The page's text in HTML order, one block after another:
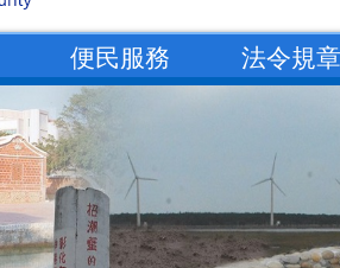
便民服務 法令規章